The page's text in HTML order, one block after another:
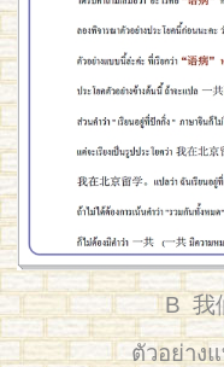
B 我
ตัวอย่าง